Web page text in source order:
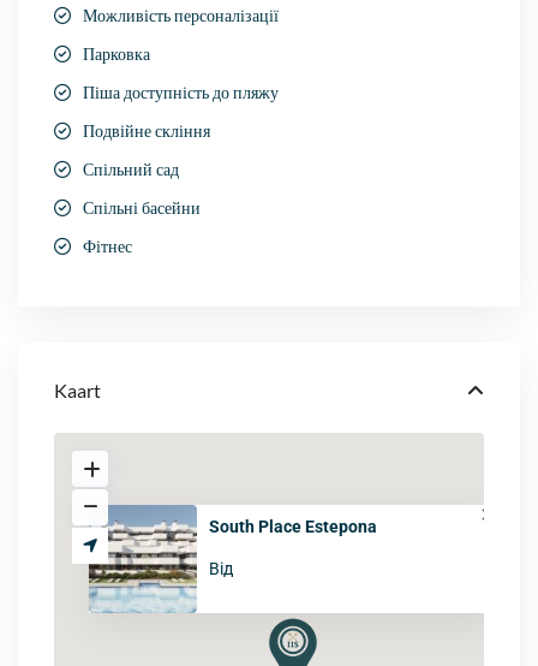
Можливість персоналізації
Парковка
Піша доступність до пляжу
Подвійне скління
Спільний сад
Спільні басейни
Фітнес
Kaart
South Place Estepona
Від